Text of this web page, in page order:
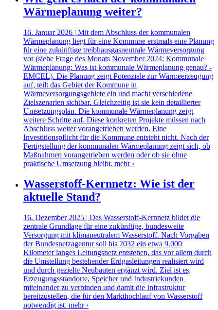
Wärmeplanung weiter?
16. Januar 2026 | Mit dem Abschluss der kommunalen
Wärmeplanung liegt für eine Kommune erstmals eine Planung
für eine zukünftige treibhausgasneutrale Wärmeversorgung
vor (siehe Frage des Monats November 2024: Kommunale
Wärmeplanung: Was ist kommunale Wärmeplanung genau? -
EMCEL). Die Planung zeigt Potenziale zur Wärmeerzeugung
auf, teilt das Gebiet der Kommune in
Wärmeversorgungsgebiete ein und macht verschiedene
Zielszenarien sichtbar. Gleichzeitig ist sie kein detaillierter
Umsetzungsplan. Die kommunale Wärmeplanung zeigt
weitere Schritte auf. Diese konkreten Projekte müssen nach
Abschluss weiter vorangetrieben werden. Eine
Investitionspflicht für die Kommune entsteht nicht. Nach der
Fertigstellung der kommunalen Wärmeplanung zeigt sich, ob
Maßnahmen vorangetrieben werden oder ob sie ohne
praktische Umsetzung bleibt. mehr ›
Wasserstoff-Kernnetz: Wie ist der
aktuelle Stand?
16. Dezember 2025 | Das Wasserstoff-Kernnetz bildet die
zentrale Grundlage für eine zukünftige, bundesweite
Versorgung mit klimaneutralem Wasserstoff. Nach Vorgaben
der Bundesnetzagentur soll bis 2032 ein etwa 9.000
Kilometer langes Leitungsnetz entstehen, das vor allem durch
die Umstellung bestehender Erdgasleitungen realisiert wird
und durch gezielte Neubauten ergänzt wird. Ziel ist es,
Erzeugungsstandorte, Speicher und Industriekunden
miteinander zu verbinden und damit die Infrastruktur
bereitzustellen, die für den Markthochlauf von Wasserstoff
notwendig ist. mehr ›